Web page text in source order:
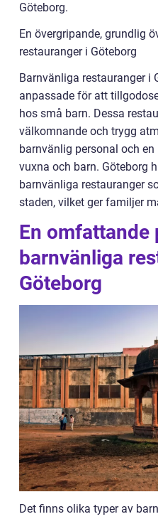
Göteborg.
En övergripande, grundlig
restauranger i Göteborg
Barnvänliga restauranger i
anpassade för att
hos små barn. Dessa
välkomnande och trygg
barnvänlig personal och
vuxna och barn. Göteborg
barnvänliga restauranger
staden, vilket ger familjer
En omfattande
barnvänliga
Göteborg
Det finns olika typer av